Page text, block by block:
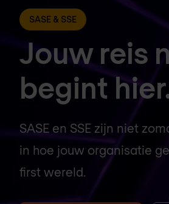
SASE & SSE
Jouw reis
begint
SASE en SSE zijn niet
in hoe jouw organisatie
first wereld.